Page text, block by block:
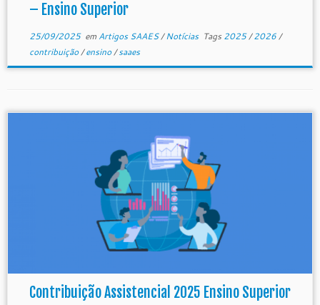
– Ensino Superior
25/09/2025em Artigos SAAES/Notícias Tags 2025/2026/
contribuição/ensino/saaes
Contribuição Assistencial 2025 Ensino Superior